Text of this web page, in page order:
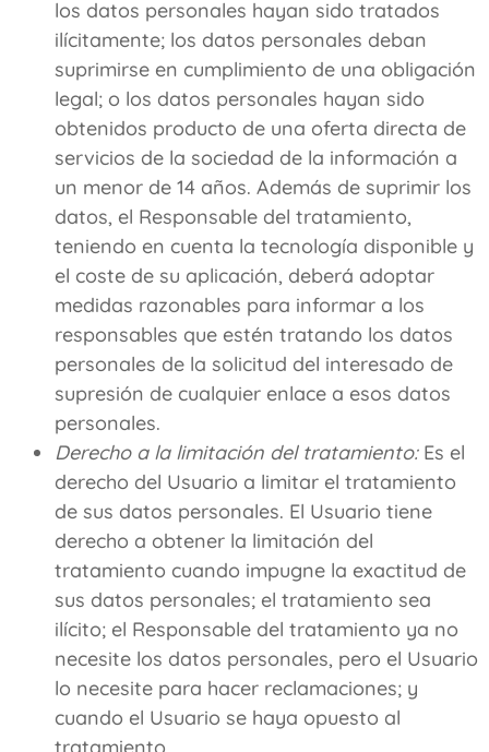
los datos personales hayan sido tratados
ilícitamente; los datos personales deban
suprimirse en cumplimiento de una obligación
legal; o los datos personales hayan sido
obtenidos producto de una oferta directa de
servicios de la sociedad de la información a
un menor de 14 años. Además de suprimir los
datos, el Responsable del tratamiento,
teniendo en cuenta la tecnología disponible y
el coste de su aplicación, deberá adoptar
medidas razonables para informar a los
responsables que estén tratando los datos
personales de la solicitud del interesado de
supresión de cualquier enlace a esos datos
personales.
Derecho a la limitación del tratamiento:Es el
derecho del Usuario a limitar el tratamiento
de sus datos personales. El Usuario tiene
derecho a obtener la limitación del
tratamiento cuando impugne la exactitud de
sus datos personales; el tratamiento sea
ilícito; el Responsable del tratamiento ya no
necesite los datos personales, pero el Usuario
lo necesite para hacer reclamaciones; y
cuando el Usuario se haya opuesto al